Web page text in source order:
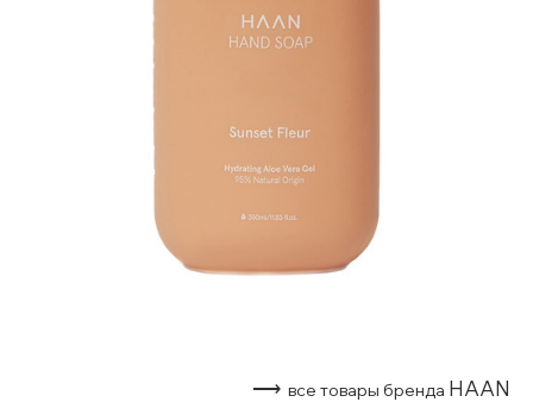
⟶ все товары бренда HAAN